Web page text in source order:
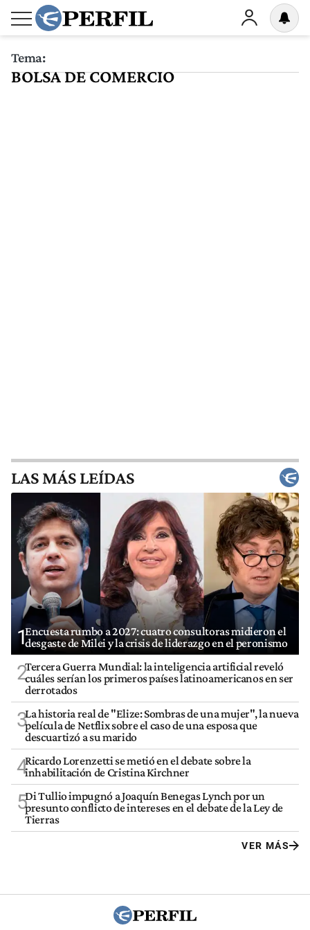
Tema:
BOLSA DE COMERCIO
LAS MÁS LEÍDAS
1Encuesta rumbo a 2027: cuatro consultoras midieron el
desgaste de Milei y la crisis de liderazgo en el peronismo
2Tercera Guerra Mundial: la inteligencia artificial reveló
cuáles serían los primeros países latinoamericanos en ser
derrotados
3La historia real de "Elize: Sombras de una mujer", la nueva
película de Netflix sobre el caso de una esposa que
descuartizó a su marido
4Ricardo Lorenzetti se metió en el debate sobre la
inhabilitación de Cristina Kirchner
5Di Tullio impugnó a Joaquín Benegas Lynch por un
presunto conflicto de intereses en el debate de la Ley de
Tierras
VER MÁS